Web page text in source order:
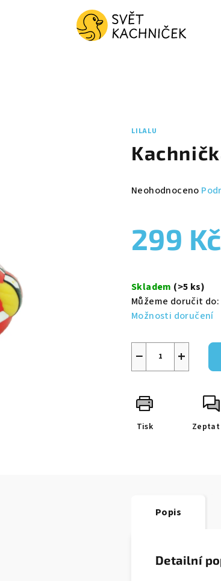
LILALU
Průměrné
je
0,0
hvězdiček.
Neohodnoceno
299 Kč
cena:
Skladem (>5 ks)
Můžeme doručit do:
Možnosti doručení
+
−
Tisk Zeptat
Popis
Detailní